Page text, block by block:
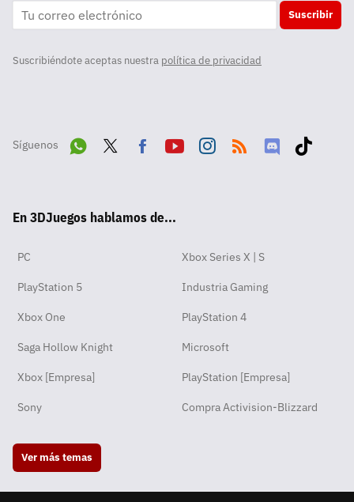
Suscribir
Suscribiéndote aceptas nuestra política de privacidad
Síguenos
pp
ok
En 3DJuegos hablamos de...
PC Xbox Series X | S
PlayStation 5 Industria Gaming
Xbox One PlayStation 4
Saga Hollow Knight Microsoft
Xbox [Empresa] PlayStation [Empresa]
Sony Compra Activision-Blizzard
Ver más temas